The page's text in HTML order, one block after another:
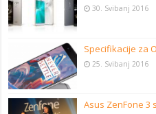
30. Svibanj 2016
Specifikacije za
25. Svibanj 2016
Asus ZenFone 3